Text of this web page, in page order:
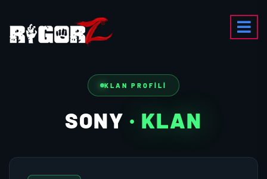
KLAN PROFILI
SONY · KLAN